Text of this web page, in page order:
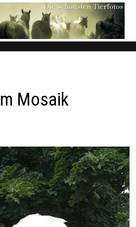
Mosaik